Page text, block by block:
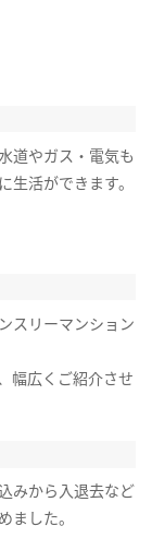
道やガス・電気も
生活ができます。
スリーマンション
幅広くご紹介させ
みから入退去など
ました。